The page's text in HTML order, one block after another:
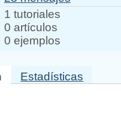
1 tutoriales
0 artículos
0 ejemplos
Estadísticas